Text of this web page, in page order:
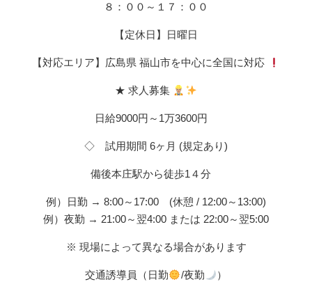
８：００～１７：００
【定休日】日曜日
【対応エリア】広島県 福山市を中心に全国に対応
★ 求人募集
日給9000円～1万3600円
◇ 試用期間 6ヶ月 (規定あり)
備後本庄駅から徒歩1４分
例）日勤 → 8:00～17:00 (休憩 / 12:00～13:00)
例）夜勤 → 21:00～翌4:00 または 22:00～翌5:00
※ 現場によって異なる場合があります
交通誘導員（日勤 /夜勤 ）